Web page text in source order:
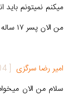
میکنم نمیتونم باید
من الان پسر ۱۷ ساله هستم ۳ سال بیشتر ادامه داره از بچه گی
امیر رضا سرگزی [
سلام من الان